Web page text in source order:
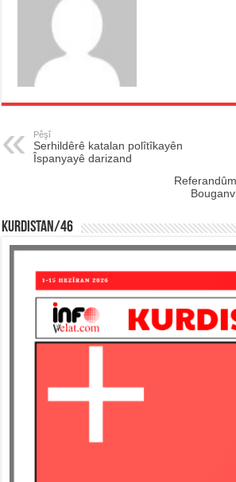
Pêşî
Serhildêrê katalan polîtîkayên
Îspanyayê darizand
KURDISTAN/46